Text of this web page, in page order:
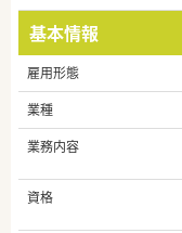
基本情報
雇用形態
業種
業務内容
資格